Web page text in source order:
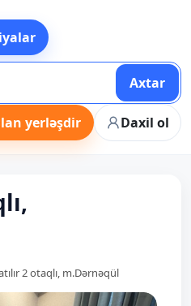
Axtar
yerləşdir Daxil ol
2 otaqlı, m.Dərnəqül